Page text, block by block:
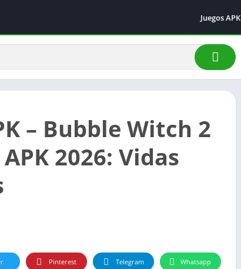
Juegos APK
Acción
Arcade
Aventura
Carreras
Simulación
– Bubble Witch 2
2026: Vidas
Pinterest Telegram Whatsapp